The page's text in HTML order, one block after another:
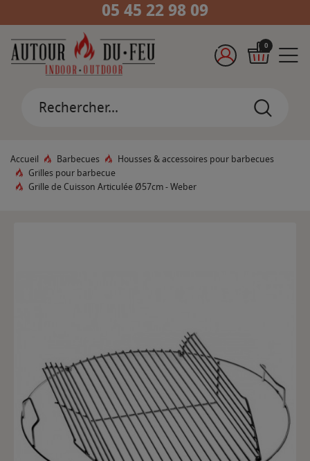
05 45 22 98 09
0
Accueil Barbecues
Housses & accessoires pour barbecues
Grilles pour barbecue
Grille de Cuisson Articulée Ø57cm - Weber